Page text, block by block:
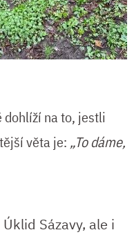
na to, jestli
věta je: „To dáme,
Úklid Sázavy, ale i